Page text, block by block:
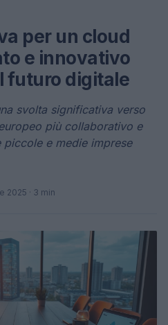
per un cloud
e innovativo
futuro digitale
svolta significativa verso
più collaborativo e
e medie imprese
2025 · 3 min